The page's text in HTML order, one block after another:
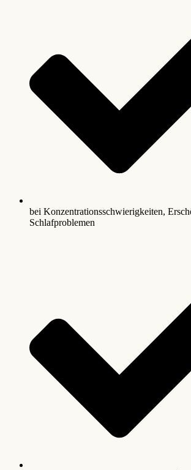
bei Konzentrationsschwierigkeiten,
Schlafproblemen